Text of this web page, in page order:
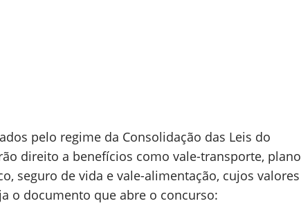
pelo regime da Consolidação das Leis do
direito a benefícios como vale-transporte, plano
seguro de vida e vale-alimentação, cujos valores
o documento que abre o concurso: